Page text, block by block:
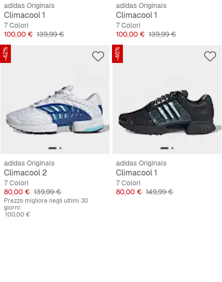
adidas Originals
Climacool 1
7 Colori
Prezzo
100,00 € Prezzo originale
139,99 €
adidas Originals
Climacool 1
7 Colori
Prezzo
100,00 € Prezzo originale
139,99 €
-42%
adidas Originals
Climacool 2
7 Colori
Prezzo
80,00 € Prezzo originale
139,99 €
Prezzo migliore negli ultimi 30
giorni:
100,00 €
-46%
adidas Originals
Climacool 1
7 Colori
Prezzo
80,00 € Prezzo originale
149,99 €